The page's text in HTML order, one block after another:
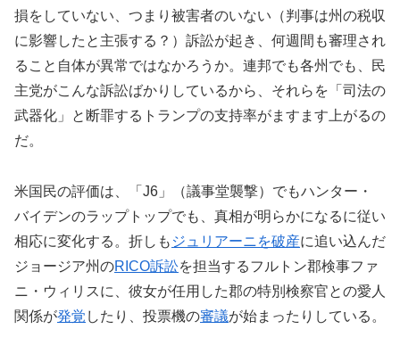
損をしていない、つまり被害者のいない（判事は州の税収
に影響したと主張する？）訴訟が起き、何週間も審理され
ること自体が異常ではなかろうか。連邦でも各州でも、民
主党がこんな訴訟ばかりしているから、それらを「司法の
武器化」と断罪するトランプの支持率がますます上がるの
だ。
米国民の評価は、「J6」（議事堂襲撃）でもハンター・
バイデンのラップトップでも、真相が明らかになるに従い
相応に変化する。折しも ジュリアーニを破産に追い込んだ
ジョージア州のRICO訴訟を担当するフルトン郡検事ファ
ニ・ウィリスに、彼女が任用した郡の特別検察官との愛人
関係が発覚 したり、投票機の審議が始まったりしている。